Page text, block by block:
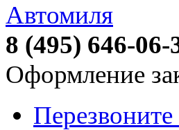
Автомиля
8 (495) 646-06-
Оформление